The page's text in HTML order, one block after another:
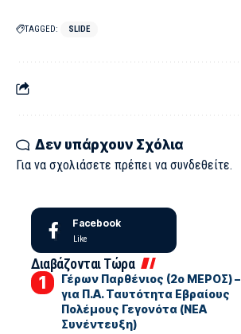
TAGGED: SLIDE
Δεν υπάρχουν Σχόλια
Για να σχολιάσετε πρέπει να συνδεθείτε.
Facebook
Like
Διαβάζονται Τώρα
Γέρων Παρθένιος (2ο ΜΕΡΟΣ) –
για Π.Α. Ταυτότητα Εβραίους
Πολέμους Γεγονότα (ΝΕΑ
Συνέντευξη)